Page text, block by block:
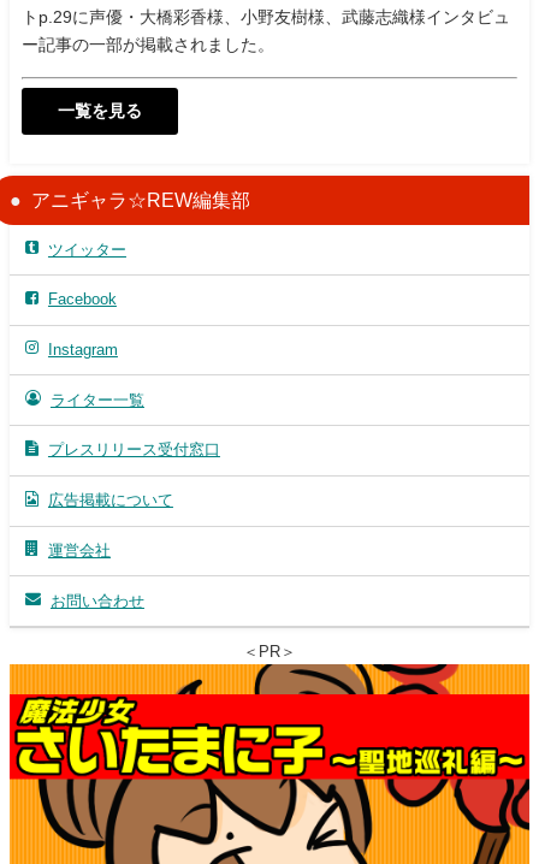
トp.29に声優・大橋彩香様、小野友樹様、武藤志織様インタビュ
ー記事の一部が掲載されました。
一覧を見る
アニギャラ☆REW編集部
ツイッター
Facebook
Instagram
ライター一覧
プレスリリース受付窓口
広告掲載について
運営会社
お問い合わせ
＜PR＞